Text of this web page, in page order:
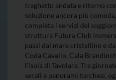
traghetto andata e ritorno
soluzione ancora più
completa i servizi del
struttura Futura Club
passi dal mare cristallino e
Coda Cavallo, Cala
l’isola di Tavolara. Tra
serali e panorami turchesi,